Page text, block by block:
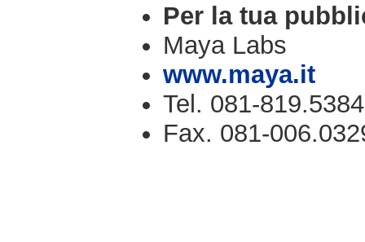
Per la tua
Maya Labs
www.maya.it
Tel. 081-819.5384
Fax. 081-